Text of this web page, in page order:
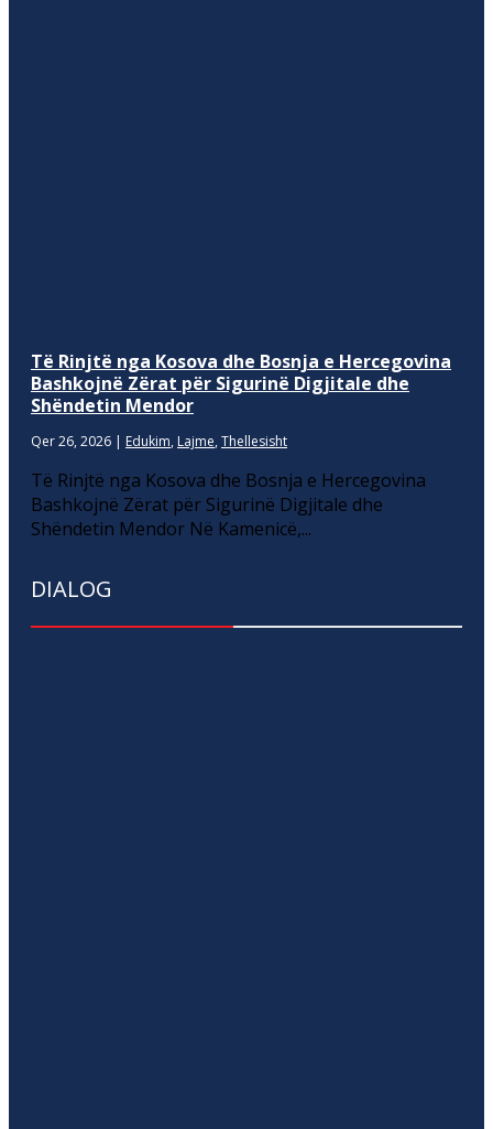
Të Rinjtë nga Kosova dhe Bosnja e Hercegovina
Bashkojnë Zërat për Sigurinë Digjitale dhe
Shëndetin Mendor
Qer 26, 2026 | Edukim, Lajme, Thellesisht
Të Rinjtë nga Kosova dhe Bosnja e Hercegovina
Bashkojnë Zërat për Sigurinë Digjitale dhe
Shëndetin Mendor Në Kamenicë,...
DIALOG